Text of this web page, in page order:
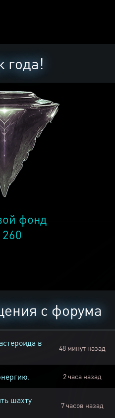
года!
фонд
с форума
в
48 минут назад
2 часа назад
шахту
7 часов назад